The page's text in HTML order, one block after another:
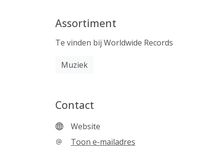
Assortiment
Te vinden bij Worldwide Records
Muziek
Contact
Website
Toon e-mailadres